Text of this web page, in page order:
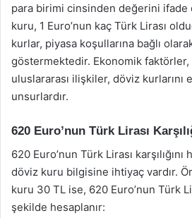
para birimi cinsinden değerini ifade
kuru, 1 Euro’nun kaç Türk Lirası
kurlar, piyasa koşullarına bağlı
göstermektedir. Ekonomik
uluslararası ilişkiler, döviz kurlarını
unsurlardır.
620 Euro’nun Türk Lirası
620 Euro’nun Türk Lirası
döviz kuru bilgisine ihtiyaç vardır.
kuru 30 TL ise, 620 Euro’nun Türk
şekilde hesaplanır: